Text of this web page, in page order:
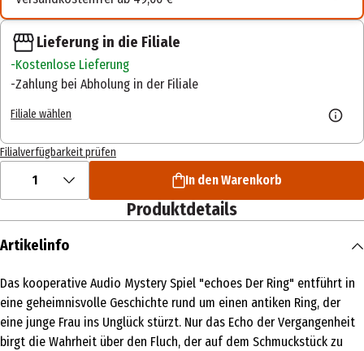
Lieferung in die Filiale
Kostenlose Lieferung
Zahlung bei Abholung in der Filiale
Filiale wählen
Filialverfügbarkeit prüfen
1 In den Warenkorb
Produktdetails
Artikelinfo
Das kooperative Audio Mystery Spiel "echoes Der Ring" entführt in
eine geheimnisvolle Geschichte rund um einen antiken Ring, der
eine junge Frau ins Unglück stürzt. Nur das Echo der Vergangenheit
birgt die Wahrheit über den Fluch, der auf dem Schmuckstück zu